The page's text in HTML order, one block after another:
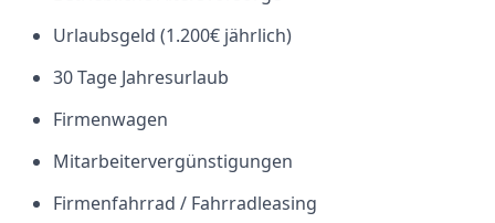
Urlaubsgeld (1.200€ jährlich)
30 Tage Jahresurlaub
Firmenwagen
Mitarbeitervergünstigungen
Firmenfahrrad / Fahrradleasing